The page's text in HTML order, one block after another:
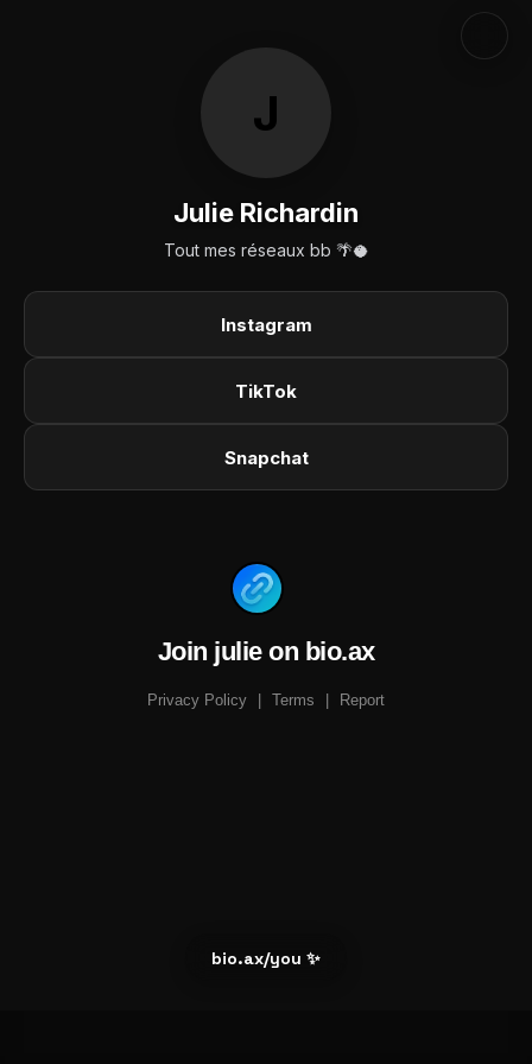
J
Julie Richardin
Tout mes réseaux bb 🌴🥥
Instagram
TikTok
Snapchat
Join julie on bio.ax
Privacy Policy Terms Report
bio.ax/you ✨